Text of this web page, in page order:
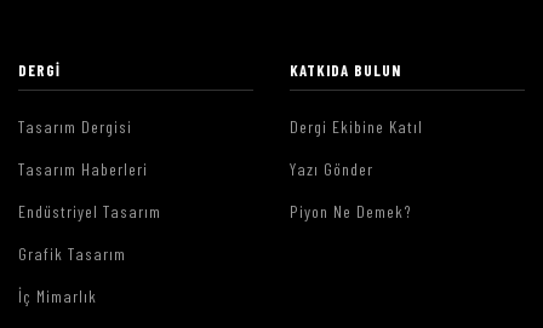
DERGI
Tasarım Dergisi
Tasarım Haberleri
Endüstriyel Tasarım
Grafik Tasarım
İç Mimarlık
KATKIDA BULUN
Dergi Ekibine Katıl
Yazı Gönder
Piyon Ne Demek?